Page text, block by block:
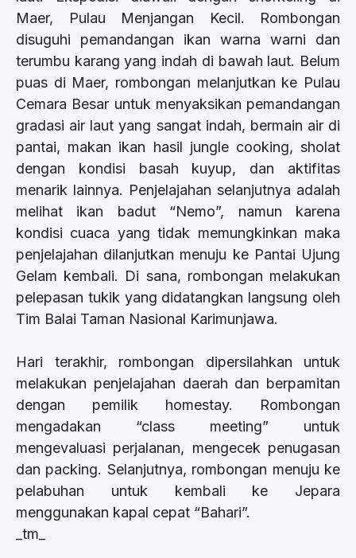
Maer, Pulau Menjangan Kecil. Rombongan
disuguhi pemandangan ikan warna warni dan
terumbu karang yang indah di bawah laut. Belum
puas di Maer, rombongan melanjutkan ke Pulau
Cemara Besar untuk menyaksikan pemandangan
gradasi air laut yang sangat indah, bermain air di
pantai, makan ikan hasil jungle cooking, sholat
dengan kondisi basah kuyup, dan aktifitas
menarik lainnya. Penjelajahan selanjutnya adalah
melihat ikan badut “Nemo”, namun karena
kondisi cuaca yang tidak memungkinkan maka
penjelajahan dilanjutkan menuju ke Pantai Ujung
Gelam kembali. Di sana, rombongan melakukan
pelepasan tukik yang didatangkan langsung oleh
Tim Balai Taman Nasional Karimunjawa.
Hari terakhir, rombongan dipersilahkan untuk
melakukan penjelajahan daerah dan berpamitan
dengan pemilik homestay. Rombongan
mengadakan “class meeting” untuk
mengevaluasi perjalanan, mengecek penugasan
dan packing. Selanjutnya, rombongan menuju ke
pelabuhan untuk kembali ke Jepara
menggunakan kapal cepat “Bahari”.
_tm_